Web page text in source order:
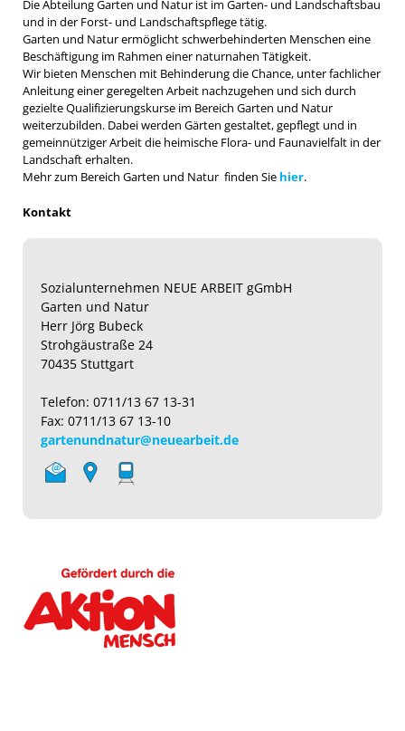
Die Abteilung Garten und Natur ist im Garten- und Landschaftsbau
und in der Forst- und Landschaftspflege tätig.
Garten und Natur ermöglicht schwerbehinderten Menschen eine
Beschäftigung im Rahmen einer naturnahen Tätigkeit.
Wir bieten Menschen mit Behinderung die Chance, unter fachlicher
Anleitung einer geregelten Arbeit nachzugehen und sich durch
gezielte Qualifizierungskurse im Bereich Garten und Natur
weiterzubilden. Dabei werden Gärten gestaltet, gepflegt und in
gemeinnütziger Arbeit die heimische Flora- und Faunavielfalt in der
Landschaft erhalten.
Mehr zum Bereich Garten und Natur finden Sie hier.
Kontakt
Sozialunternehmen NEUE ARBEIT gGmbH
Garten und Natur
Herr Jörg Bubeck
Strohgäustraße 24
70435 Stuttgart
Telefon: 0711/13 67 13-31
Fax: 0711/13 67 13-10
gartenundnatur@neuearbeit.de